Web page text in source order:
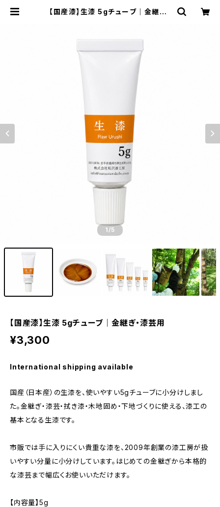
【国産漆】生漆 5gチューブ｜金継ぎ・
1/5
【国産漆】生漆 5gチューブ｜金継ぎ・漆芸用
¥3,300
International shipping available
国産（日本産）の生漆を、使いやすい5gチューブに小分けしまし
た。金継ぎ・漆芸・拭き漆・木地固め・下地づくりに使える、漆工の
基本となる生漆です。
市販では手に入りにくい貴重な漆を、2009年創業の漆工房が扱
いやすい分量に小分けしています。はじめての金継ぎから本格的
な漆芸まで幅広くお使いいただけます。
【内容量】5g